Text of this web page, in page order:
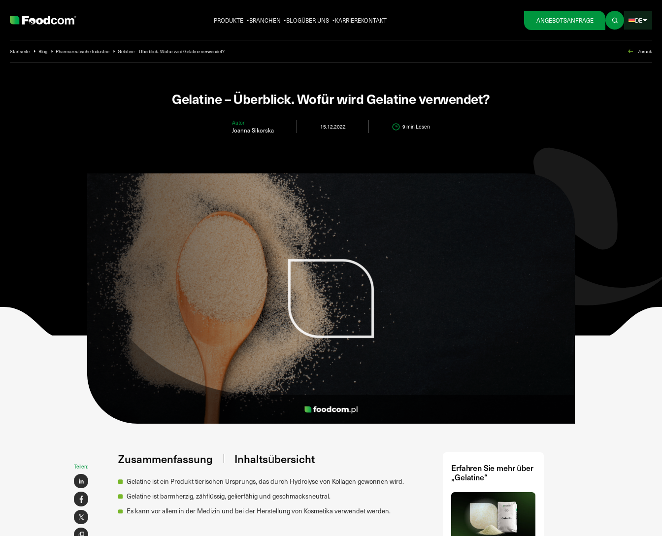
PRODUKTE BRANCHEN BLOGÜBER UNS KARRIEREKONTAKT ANGEBOTSANFRAGE DE
Startseite Blog Pharmazeutische Industrie Gelatine – Überblick. Wofür wird Gelatine verwendet? Zurück
Gelatine – Überblick. Wofür wird Gelatine verwendet?
Autor
Joanna Sikorska 15.12.2022 9 min Lesen
Teilen:
Zusammenfassung Inhaltsübersicht
Gelatine ist ein Produkt tierischen Ursprungs, das durch Hydrolyse von Kollagen gewonnen wird.
Gelatine ist barmherzig, zähflüssig, gelierfähig und geschmacksneutral.
Es kann vor allem in der Medizin und bei der Herstellung von Kosmetika verwendet werden.
Erfahren Sie mehr über
„Gelatine“